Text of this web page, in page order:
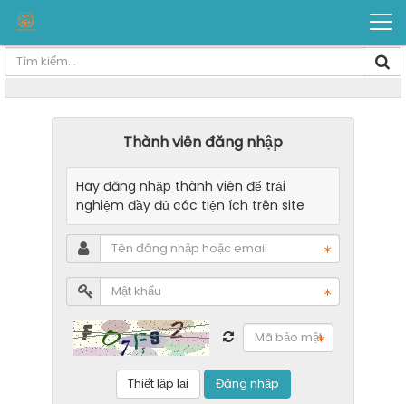
Thành viên đăng nhập
Hãy đăng nhập thành viên để trải
nghiệm đầy đủ các tiện ích trên site
Đăng nhập